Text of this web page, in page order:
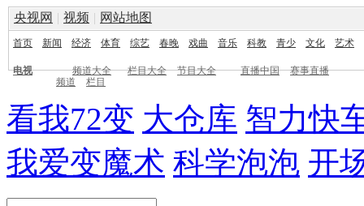
央视网 | 视频 | 网站地图
首页 新闻 经济 体育 综艺 春晚 戏曲 音乐 科教 青少 文化 艺术
电视 频道大全 栏目大全 节目大全 直播中国
赛事直播
频道
栏目
看我72变 大仓库 智力快
我爱变魔术 科学泡泡 开